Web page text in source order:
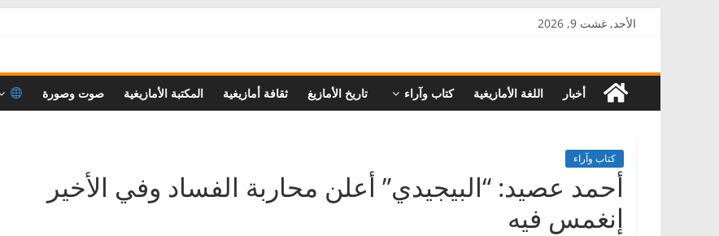
الأحد, غشت 9, 2026
AkalPress
منبر
أخبار اللغة الأمازيغية كتاب وآراء تاريخ الأمازيغ ثقافة أمازيغية المكتبة الأمازيغية صوت وصورة
كتاب وآراء
أحمد عصيد: “البيجيدي” أعلن محاربة الفساد وفي الأخير
إنغمس فيه